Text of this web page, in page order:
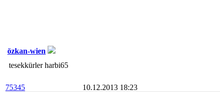
özkan-wien
tesekkürler harbi65
75345
10.12.2013 18:23